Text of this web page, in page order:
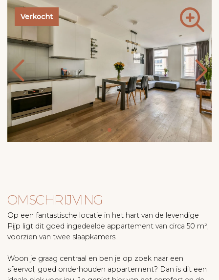
Verkocht
OMSCHRIJVING
Op een fantastische locatie in het hart van de levendige
Pijp ligt dit goed ingedeelde appartement van circa 50 m²,
voorzien van twee slaapkamers.
Woon je graag centraal en ben je op zoek naar een
sfeervol, goed onderhouden appartement? Dan is dit een